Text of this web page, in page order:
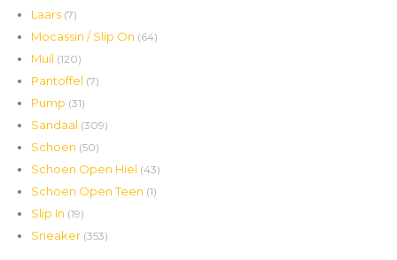
Laars (7)
Mocassin / Slip On (64)
Muil (120)
Pantoffel (7)
Pump (31)
Sandaal (309)
Schoen (50)
Schoen Open Hiel (43)
Schoen Open Teen (1)
Slip In (19)
Sneaker (353)